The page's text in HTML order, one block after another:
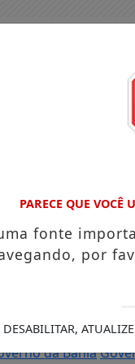
por
da Bahia
PARECE QUE
fonte
por
DESABILITAR,